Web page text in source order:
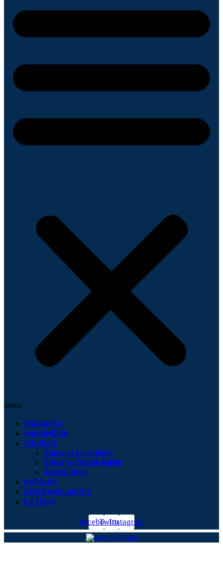
Menu
ANASAYFA
HAKKIMIZDA
ÜRÜNLER
Stüdyo Led Ürünler
Show ve Soğuk Işıklar
Aksesuarlar
KATALOG
REFERANSLARIMIZ
İLETIŞIM
Facebook
Twitter
Instagram